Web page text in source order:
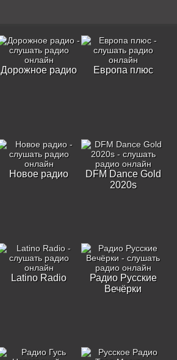
Дорожное радио Европа плюс
Новое радио
DFM Dance Gold
2020s
Latino Radio
Радио Русские
Вечёрки